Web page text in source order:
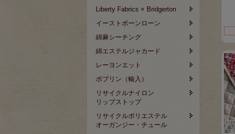
Liberty Fabrics × Bridgerton
イーストボーンローン
綿麻シーチング
綿エステルジャカード
レーヨンエット
ポプリン（輸入）
リサイクルナイロン
リップストップ
リサイクルポリエステル
オーガンジー・チュール